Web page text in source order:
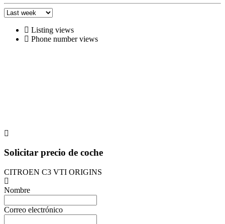
Listing views
Phone number views
Solicitar precio de coche
CITROEN C3 VTI ORIGINS
Nombre
Correo electrónico